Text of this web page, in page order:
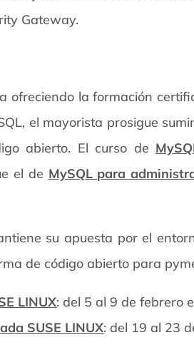
Gateway.
ofreciendo la formación
el mayorista prosigue
abierto. El curso de
el de MySQL para
su apuesta por el
de código abierto para
LINUX: del 5 al 9 de febrero
SUSE LINUX: del 19 al 23